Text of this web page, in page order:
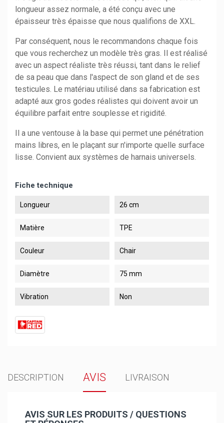
longueur assez normale, a été conçu avec une
épaisseur très épaisse que nous qualifions de XXL.
Par conséquent, nous le recommandons chaque fois
que vous recherchez un modèle très gras. Il est réalisé
avec un aspect réaliste très réussi, tant dans le relief
de sa peau que dans l'aspect de son gland et de ses
testicules. Le matériau utilisé dans sa fabrication est
adapté aux gros godes réalistes qui doivent avoir un
équilibre parfait entre souplesse et rigidité.
Il a une ventouse à la base qui permet une pénétration
mains libres, en le plaçant sur n'importe quelle surface
lisse. Convient aux systèmes de harnais universels.
Fiche technique
Longueur 26 cm
Matière TPE
Couleur Chair
Diamètre 75 mm
Vibration Non
DESCRIPTION AVIS LIVRAISON
AVIS SUR LES PRODUITS / QUESTIONS